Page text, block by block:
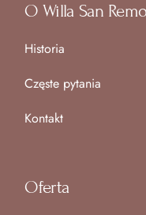
O Willa San Remo
Historia
Częste pytania
Kontakt
Oferta